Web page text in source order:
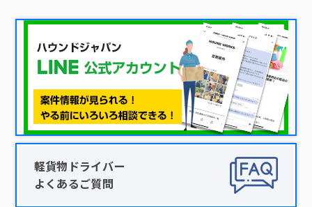
軽貨物ドライバー
よくあるご質問